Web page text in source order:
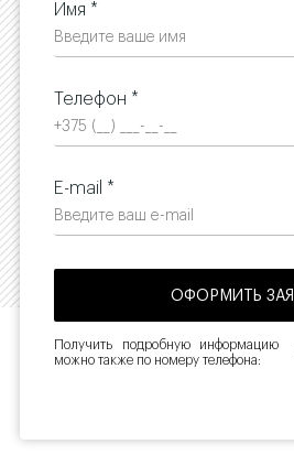
Имя *
Телефон *
E-mail *
Получить подробную информацию
можно также по номеру телефона: